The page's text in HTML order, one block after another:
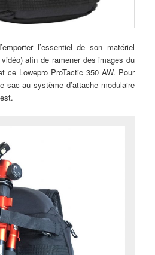
l’essentiel de son matériel
afin de ramener des images du
ce Lowepro ProTactic 350 AW. Pour
sac au système d’attache modulaire